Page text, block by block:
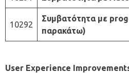
10292
Συμβατότητα με
παρακάτω)
User Experience